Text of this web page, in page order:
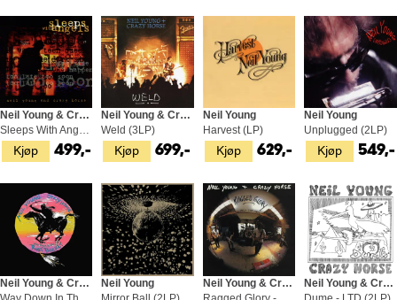
Kjøp
Neil Young & Crazy Horse
Sleeps With Angels (2LP)
499,- Kjøp
Neil Young & Crazy Horse
Weld (3LP)
699,- Kjøp
Neil Young
Harvest (LP)
629,- Kjøp
Neil Young
Unplugged (2LP)
549,-
Neil Young & Crazy Horse
Neil Young
Neil Young & Crazy Horse
Neil Young & Crazy Horse